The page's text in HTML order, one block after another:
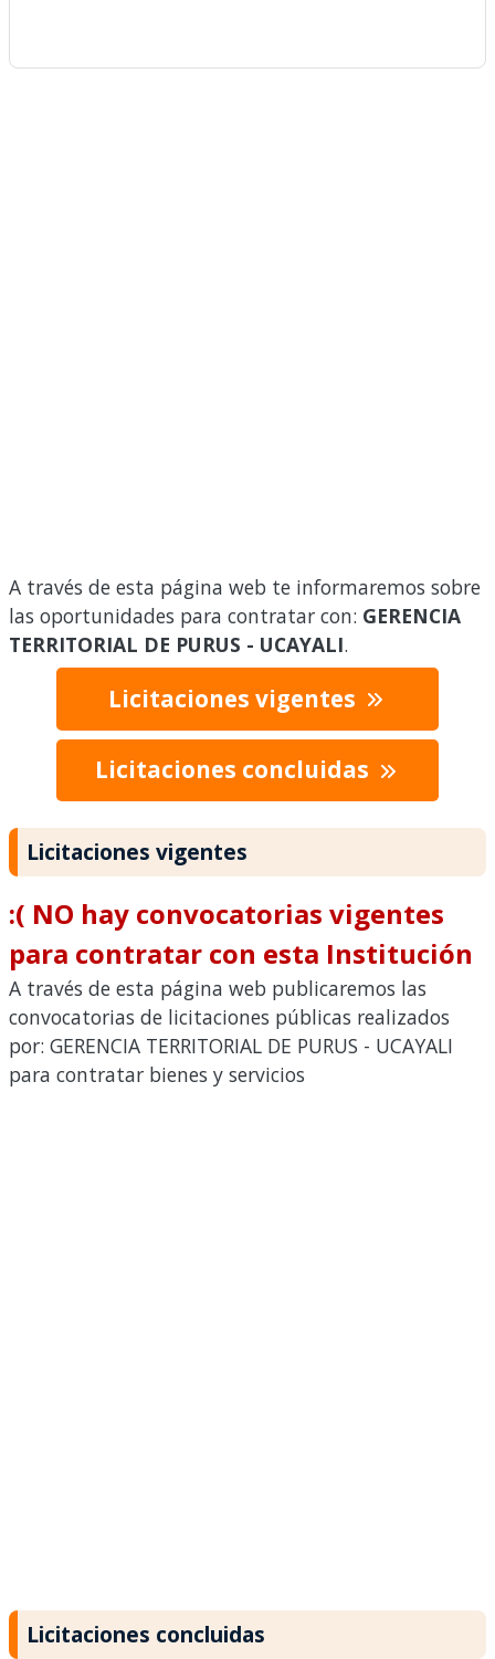
A través de esta página web te informaremos sobre
las oportunidades para contratar con: GERENCIA
TERRITORIAL DE PURUS - UCAYALI.
Licitaciones vigentes
Licitaciones concluidas
Licitaciones vigentes
:( NO hay convocatorias vigentes
para contratar con esta Institución
A través de esta página web publicaremos las
convocatorias de licitaciones públicas realizados
por: GERENCIA TERRITORIAL DE PURUS - UCAYALI
para contratar bienes y servicios
Licitaciones concluidas